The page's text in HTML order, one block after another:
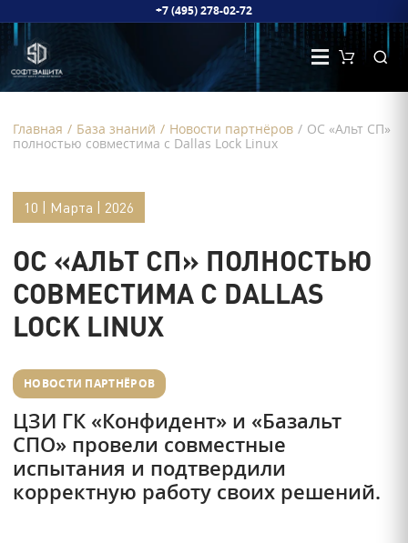
+7 (495) 278-02-72
Главная / База знаний / Новости партнёров / ОС «Альт СП»
полностью совместима с Dallas Lock Linux
10 | Марта | 2026
ОС «АЛЬТ СП» ПОЛНОСТЬЮ
СОВМЕСТИМА С DALLAS
LOCK LINUX
НОВОСТИ ПАРТНЁРОВ
ЦЗИ ГК «Конфидент» и «Базальт
СПО» провели совместные
испытания и подтвердили
корректную работу своих решений.